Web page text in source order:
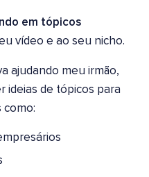
em tópicos
vídeo e ao seu nicho.
ajudando meu irmão,
ideias de tópicos para
como: